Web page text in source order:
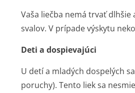
Vaša liečba nemá trvať
svalov. V prípade výskytu
Deti a dospievajúci
U detí a mladých dospelých
poruchy). Tento liek sa